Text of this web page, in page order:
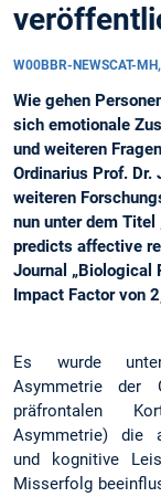
W00BBR-NEWSCAT-
Wie gehen
sich emotionale
und weiteren
Ordinarius Prof. Dr.
weiteren
nun unter dem
predicts affective
Journal „Biological
Impact Factor von
Es wurde
Asymmetrie der
präfrontalen
Asymmetrie) die
und kognitive
Misserfolg